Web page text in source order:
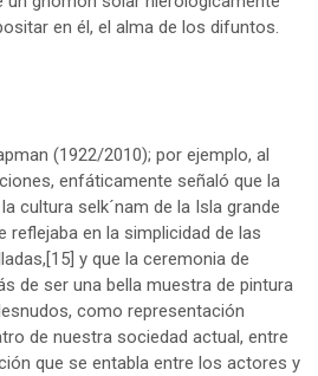
en él, el alma de los difuntos.
(1922/2010); por ejemplo, al
enfáticamente señaló que la
cultura selk´nam de la Isla grande
reflejaba en la simplicidad de las
[15] y que la ceremonia de
de ser una bella muestra de pintura
como representación
de nuestra sociedad actual, entre
que se entabla entre los actores y